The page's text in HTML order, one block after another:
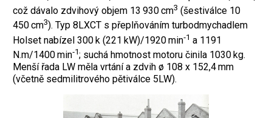
což dávalo zdvihový objem 13 930 cm3 (šestiválce 10
450 cm3). Typ 8LXCT s přeplňováním turbodmychadlem
Holset nabízel 300 k (221 kW)/1920 min‑1 a 1191
N.m/1400 min‑1; suchá hmotnost motoru činila 1030 kg.
Menší řada LW měla vrtání a zdvih ø 108 x 152,4 mm
(včetně sedmilitrového pětiválce 5LW).